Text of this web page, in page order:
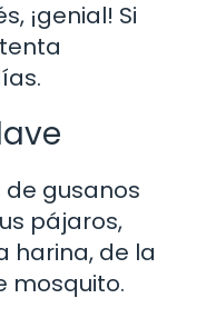
¡genial! Si
de gusanos
pájaros,
harina, de la
mosquito.